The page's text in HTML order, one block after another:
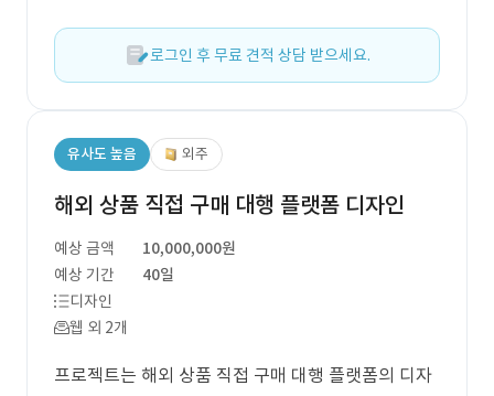
로그인 후 무료 견적 상담 받으세요.
유사도 높음 외주
해외 상품 직접 구매 대행 플랫폼 디자인
예상 금액
10,000,000원
예상 기간
40일
디자인
웹 외 2개
프로젝트는 해외 상품 직접 구매 대행 플랫폼의 디자